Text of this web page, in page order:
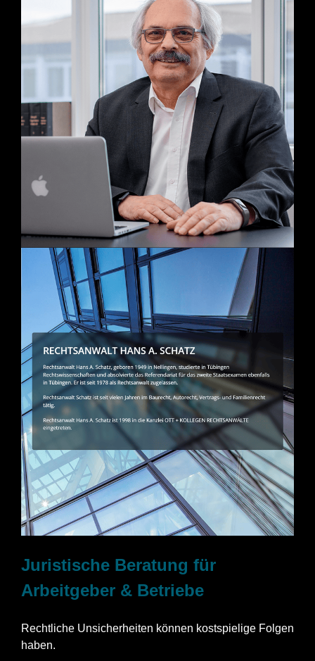
Juristische Beratung für
Arbeitgeber & Betriebe
Rechtliche Unsicherheiten können kostspielige Folgen
haben.